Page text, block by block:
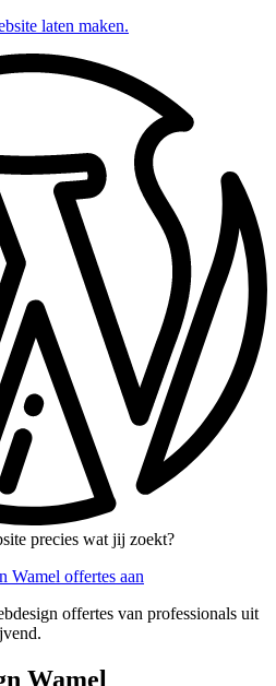
laten maken.
precies wat jij zoekt?
Wamel offertes aan
offertes van professionals uit
Wamel